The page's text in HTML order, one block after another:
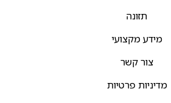
תזונה
מידע מקצועי
צור קשר
מדיניות פרטיות